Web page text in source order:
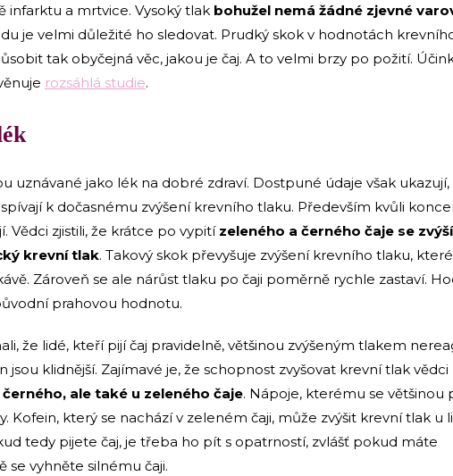
infarktu a mrtvice. Vysoký tlak bohužel nemá žádné zjevné
je velmi důležité ho sledovat. Prudký skok v hodnotách
tak obyčejná věc, jakou je čaj. A to velmi brzy po požití.
rozsáhlá studie.
uznávané jako lék na dobré zdraví. Dostpuné údaje však ukazují,
k dočasnému zvýšení krevního tlaku. Především kvůli
Vědci zjistili, že krátce po vypití zeleného a černého čaje se zvýší
krevní tlak. Takový skok převyšuje zvýšení krevního tlaku,
Zároveň se ale nárůst tlaku po čaji poměrně rychle zastaví.
prahovou hodnotu.
že lidé, kteří pijí čaj pravidelně, většinou zvýšeným tlakem
jsou klidnější. Zajímavé je, že schopnost zvyšovat krevní tlak vědci
ale také u zeleného čaje. Nápoje, kterému se většinou
Kofein, který se nachází v zeleném čaji, může zvýšit krevní tlak u
tedy pijete čaj, je třeba ho pít s opatrností, zvlášť pokud máte
se vyhněte silnému čaji.